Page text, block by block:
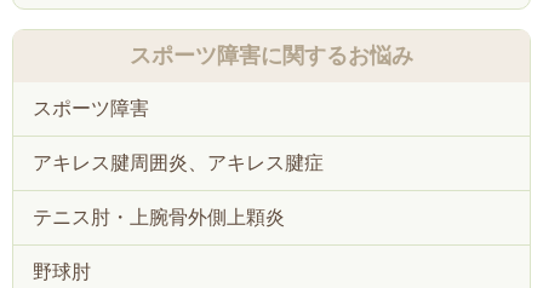
スポーツ障害に関するお悩み
スポーツ障害
アキレス腱周囲炎、アキレス腱症
テニス肘・上腕骨外側上顆炎
野球肘